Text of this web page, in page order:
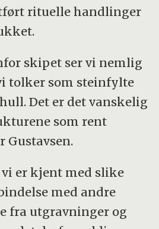
rituelle handlinger
skipet ser vi nemlig
tolker som steinfylte
Det er det vanskelig
som rent
Gustavsen.
er kjent med slike
med andre
fra utgravninger og